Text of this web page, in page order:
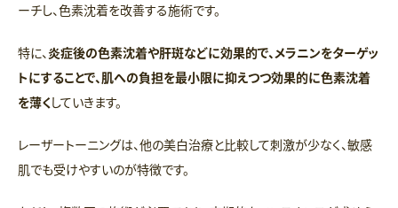
ーチし、色素沈着を改善する施術です。
特に、炎症後の色素沈着や肝斑などに効果的で、メラニンをターゲッ
トにすることで、肌への負担を最小限に抑えつつ効果的に色素沈着
を薄くしていきます。
レーザートーニングは、他の美白治療と比較して刺激が少なく、敏感
肌でも受けやすいのが特徴です。